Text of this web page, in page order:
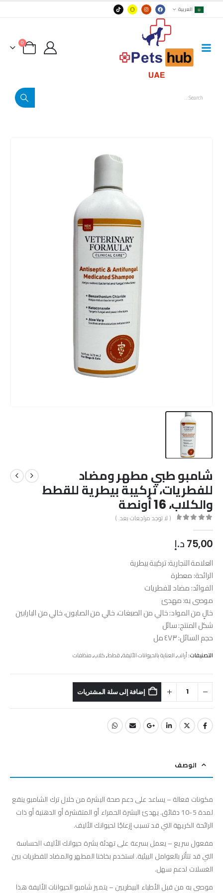
العربية
0
شامبو طبي مطهر ومضاد
للفطريات، تركيبة بيطرية للقطط
والكلاب، 16 أونصة
( لا توجد مراجعات بعد. )
75,00 د.إ
العلامة التجارية: تركيبة بيطرية
الرائحة: معطرة
الفوائد: مضاد للفطريات
موصى به: مهدئ
خالٍ من المواد: خالي من الصبغات، خالي من الصابون، خالي من البارابين
شكل المنتج: سائل
حجم السائل: ٤٧٣ مل
التصنيفات:أرانب,العناية بالحيوانات الأليفة,قطط,كلاب,منظفات
إضافة إلى سلة المشتريات
الوصف
مكونات فعالة – يساعد على دعم صحة البشرة من خلال ترك الشامبو ينقع
لمدة 5-10 دقائق. يهدئ البشرة الحمراء أو المتقشرة أو الدهنية أو ذات
الرائحة الكريهة التي قد تسبب إزعاجًا لحيوانك الأليف.
مفعول سريع – يعمل بسرعة على تهدئة بشرة حيوانك الأليف الحساسة
التي قد تتأثر بالعوامل البيئية. استخدم بخاخنا المطهر والمضاد للفطريات بين
الغسلات لدعم سهل.
موصى به من قبل الأطباء البيطريين – يتميز شامبو الحيوانات الأليفة هذا